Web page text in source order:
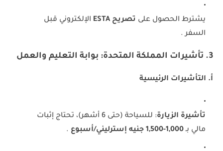
يشترط الحصول على تصريح ESTA
الإلكتروني قبل
السفر .
3. تأشيرات المملكة المتحدة: بوابة التعليم والعمل
أ. التأشيرات الرئيسية
تأشيرة الزيارة
: للسياحة (حتى 6 أشهر)، تحتاج إثبات
مالي بـ1,000-1,500 جنيه إسترليني/أسبوع .